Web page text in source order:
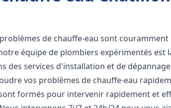
de chauffe-eau sont
équipe de plombiers expérimentés est
des services d'installation et de
vos problèmes de chauffe-eau
formés pour intervenir rapidement et